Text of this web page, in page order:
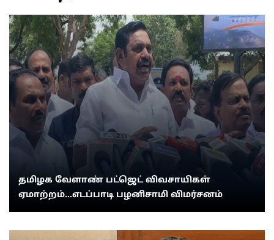
தமிழக வேளாண் பட்ஜெட் விவசாயிகள்
ஏமாற்றம்...எடப்பாடி பழனிசாமி விமர்சனம்